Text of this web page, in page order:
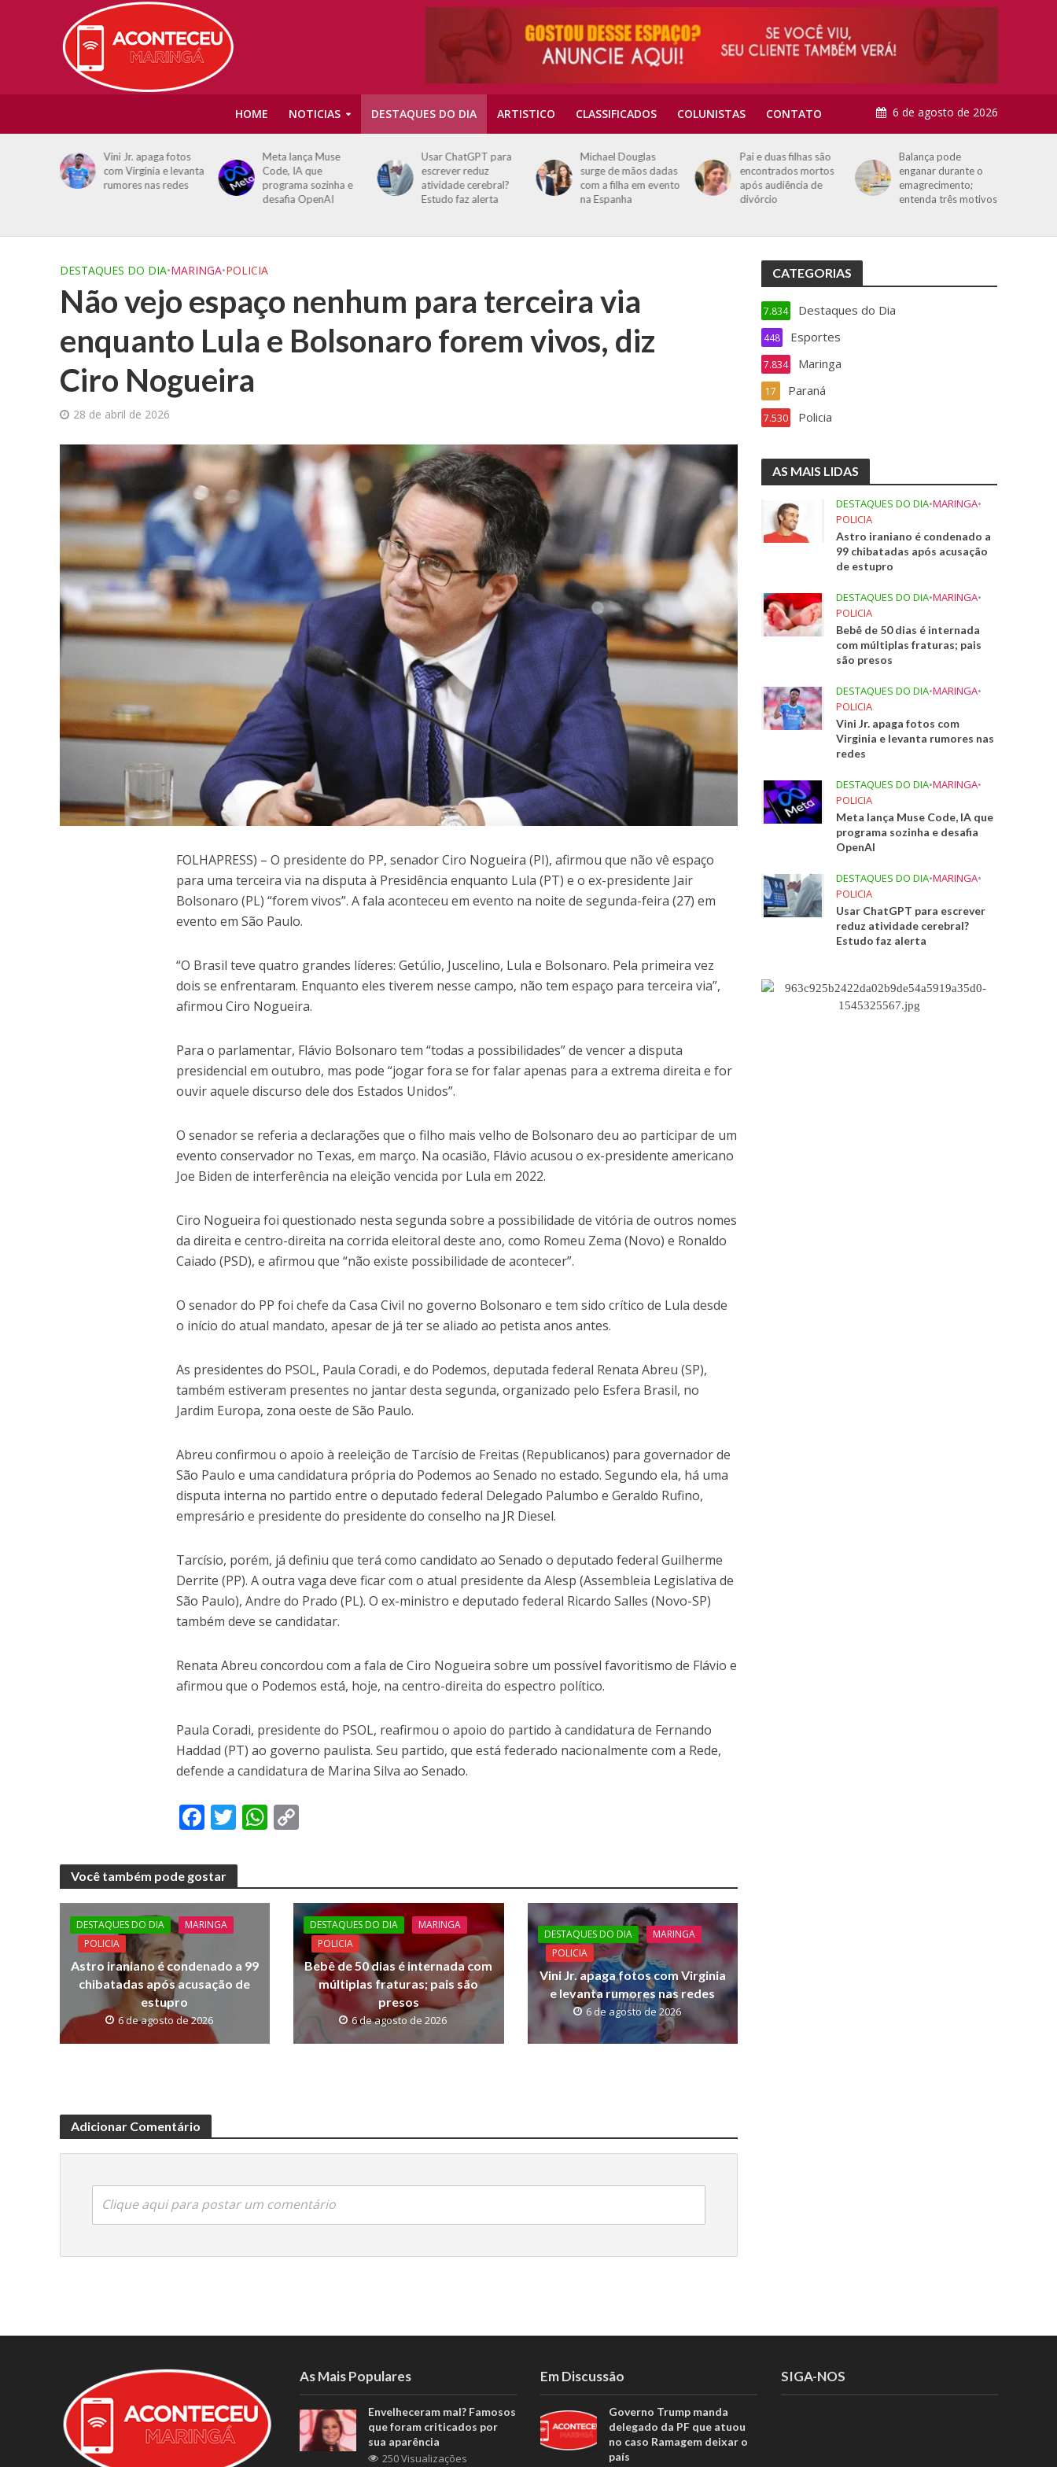
HOME NOTICIAS DESTAQUES DO DIA ARTISTICO CLASSIFICADOS COLUNISTAS CONTATO 6 de agosto de 2026
Vini Jr. apaga fotos
com Virginia e levanta
rumores nas redes
Meta lança Muse
Code, IA que
programa sozinha e
desafia OpenAI
Usar ChatGPT para
escrever reduz
atividade cerebral?
Estudo faz alerta
Michael Douglas
surge de mãos dadas
com a filha em evento
na Espanha
Pai e duas filhas são
encontrados mortos
após audiência de
divórcio
Balança pode
enganar durante o
emagrecimento;
entenda três motivos
DESTAQUES DO DIA•MARINGA•POLICIA
Não vejo espaço nenhum para terceira via
enquanto Lula e Bolsonaro forem vivos, diz
Ciro Nogueira
28 de abril de 2026
FOLHAPRESS) – O presidente do PP, senador Ciro Nogueira (PI), afirmou que não vê espaço
para uma terceira via na disputa à Presidência enquanto Lula (PT) e o ex-presidente Jair
Bolsonaro (PL) “forem vivos”. A fala aconteceu em evento na noite de segunda-feira (27) em
evento em São Paulo.
“O Brasil teve quatro grandes líderes: Getúlio, Juscelino, Lula e Bolsonaro. Pela primeira vez
dois se enfrentaram. Enquanto eles tiverem nesse campo, não tem espaço para terceira via”,
afirmou Ciro Nogueira.
Para o parlamentar, Flávio Bolsonaro tem “todas a possibilidades” de vencer a disputa
presidencial em outubro, mas pode “jogar fora se for falar apenas para a extrema direita e for
ouvir aquele discurso dele dos Estados Unidos”.
O senador se referia a declarações que o filho mais velho de Bolsonaro deu ao participar de um
evento conservador no Texas, em março. Na ocasião, Flávio acusou o ex-presidente americano
Joe Biden de interferência na eleição vencida por Lula em 2022.
Ciro Nogueira foi questionado nesta segunda sobre a possibilidade de vitória de outros nomes
da direita e centro-direita na corrida eleitoral deste ano, como Romeu Zema (Novo) e Ronaldo
Caiado (PSD), e afirmou que “não existe possibilidade de acontecer”.
O senador do PP foi chefe da Casa Civil no governo Bolsonaro e tem sido crítico de Lula desde
o início do atual mandato, apesar de já ter se aliado ao petista anos antes.
As presidentes do PSOL, Paula Coradi, e do Podemos, deputada federal Renata Abreu (SP),
também estiveram presentes no jantar desta segunda, organizado pelo Esfera Brasil, no
Jardim Europa, zona oeste de São Paulo.
Abreu confirmou o apoio à reeleição de Tarcísio de Freitas (Republicanos) para governador de
São Paulo e uma candidatura própria do Podemos ao Senado no estado. Segundo ela, há uma
disputa interna no partido entre o deputado federal Delegado Palumbo e Geraldo Rufino,
empresário e presidente do presidente do conselho na JR Diesel.
Tarcísio, porém, já definiu que terá como candidato ao Senado o deputado federal Guilherme
Derrite (PP). A outra vaga deve ficar com o atual presidente da Alesp (Assembleia Legislativa de
São Paulo), Andre do Prado (PL). O ex-ministro e deputado federal Ricardo Salles (Novo-SP)
também deve se candidatar.
Renata Abreu concordou com a fala de Ciro Nogueira sobre um possível favoritismo de Flávio e
afirmou que o Podemos está, hoje, na centro-direita do espectro político.
Paula Coradi, presidente do PSOL, reafirmou o apoio do partido à candidatura de Fernando
Haddad (PT) ao governo paulista. Seu partido, que está federado nacionalmente com a Rede,
defende a candidatura de Marina Silva ao Senado.
F
e
b
o
o
k
T
itt
er
W
s y
Li
n
k
Você também pode gostar
DESTAQUES DO DIA
MARINGA
POLICIA
Astro iraniano é condenado a 99
chibatadas após acusação de
estupro
6 de agosto de 2026
DESTAQUES DO DIA
MARINGA
POLICIA
Bebê de 50 dias é internada com
múltiplas fraturas; pais são
presos
6 de agosto de 2026
DESTAQUES DO DIA
MARINGA
POLICIA
Vini Jr. apaga fotos com Virginia
e levanta rumores nas redes
6 de agosto de 2026
Adicionar Comentário
Clique aqui para postar um comentário
CATEGORIAS
Destaques do Dia
7.834
Esportes
448
Maringa
7.834
Paraná
17
Policia
7.530
AS MAIS LIDAS
DESTAQUES DO DIA•MARINGA•
POLICIA
Astro iraniano é condenado a
99 chibatadas após acusação
de estupro
DESTAQUES DO DIA•MARINGA•
POLICIA
Bebê de 50 dias é internada
com múltiplas fraturas; pais
são presos
DESTAQUES DO DIA•MARINGA•
POLICIA
Vini Jr. apaga fotos com
Virginia e levanta rumores nas
redes
DESTAQUES DO DIA•MARINGA•
POLICIA
Meta lança Muse Code, IA que
programa sozinha e desafia
OpenAI
DESTAQUES DO DIA•MARINGA•
POLICIA
Usar ChatGPT para escrever
reduz atividade cerebral?
Estudo faz alerta
As Mais Populares
Envelheceram mal? Famosos
que foram criticados por
sua aparência
250 Visualizações
Em Discussão
Governo Trump manda
delegado da PF que atuou
no caso Ramagem deixar o
país
SIGA-NOS